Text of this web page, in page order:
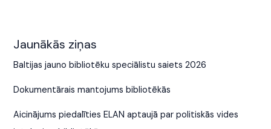
Jaunākās ziņas
Baltijas jauno bibliotēku speciālistu saiets 2026
Dokumentārais mantojums bibliotēkās
Aicinājums piedalīties ELAN aptaujā par politiskās vides